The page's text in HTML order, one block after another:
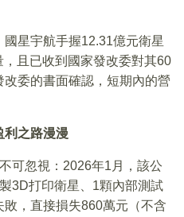
星宇航手握12.31億元衛星
且已收到國家發改委對其60
委的書面確認，短期內的營
利之路漫漫
可忽視：2026年1月，該公
3D打印衛星、1顆內部測試
，直接損失860萬元（不含